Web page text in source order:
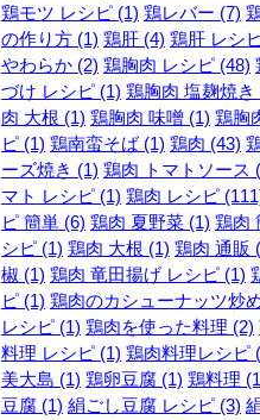
鶏モツ レシピ (1) 鶏レバー (7)
の作り方 (1) 鶏肝 (4) 鶏肝 レシ
やわらか (2) 鶏胸肉 レシピ (48)
づけ レシピ (1) 鶏胸肉 塩麹焼き
肉 大根 (1) 鶏胸肉 味噌 (1) 鶏胸
ピ (1) 鶏南蛮そば (1) 鶏肉 (43)
ーズ焼き (1) 鶏肉 トマトソース
マト レシピ (1) 鶏肉 レシピ
ピ 簡単 (6) 鶏肉 夏野菜 (1) 鶏肉
シピ (1) 鶏肉 大根 (1) 鶏肉 通販
椒 (1) 鶏肉 竜田揚げ レシピ (1)
ピ (1) 鶏肉のカシューナッツ炒
レシピ (1) 鶏肉を使った料理 (2)
料理 レシピ (1) 鶏肉料理レシピ
美大島 (1) 鶏卵豆腐 (1) 鶏料理
豆腐 (1) 絹ごし豆腐 レシピ (3)